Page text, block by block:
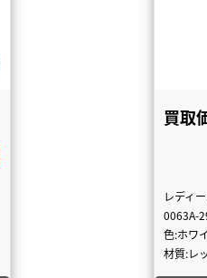
買取
レディ
0063A-
色:ホワ
材質:レ